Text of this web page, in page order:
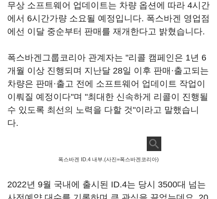
무상 소프트웨어 업데이트는 차량 옵션에 따라 4시간
에서 6시간가량 소요될 예정입니다. 폭스바겐 영업점
에선 이달 중순부터 판매를 재개한다고 밝혔습니다.
폭스바겐그룹코리아 관계자는 "리콜 캠페인은 1년 6
개월 이상 진행되며 지난달 28일 이후 판매·출고되는
차량은 판매·출고 전에 소프트웨어 업데이트 작업이
이뤄질 예정이다"며 "최대한 신속하게 리콜이 진행될
수 있도록 최선의 노력을 다할 것"이라고 말했습니
다.
폭스바겐 ID.4 내부.(사진=폭스바겐코리아)
2022년 9월 국내에 출시된 ID.4는 당시 3500대 넘는